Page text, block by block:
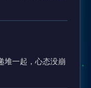
堆一起，心态没崩